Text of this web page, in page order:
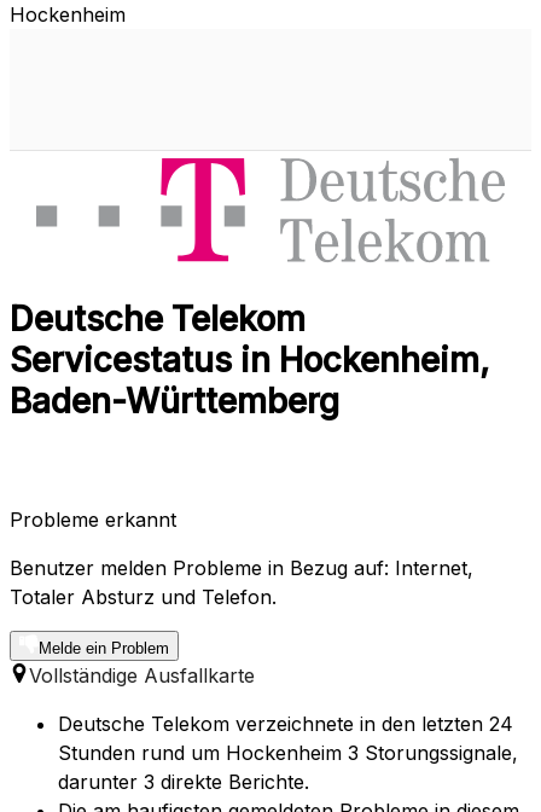
Hockenheim
Deutsche Telekom
Servicestatus in Hockenheim,
Baden-Württemberg
Probleme erkannt
Benutzer melden Probleme in Bezug auf: Internet,
Totaler Absturz und Telefon.
Melde ein Problem
Vollständige Ausfallkarte
Deutsche Telekom verzeichnete in den letzten 24
Stunden rund um Hockenheim 3 Storungssignale,
darunter 3 direkte Berichte.